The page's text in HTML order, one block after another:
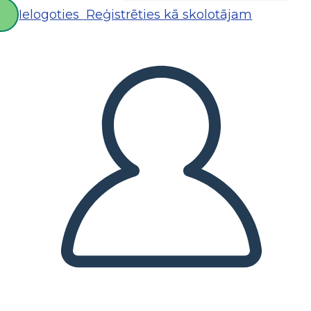
Ielogoties Reģistrēties kā skolotājam